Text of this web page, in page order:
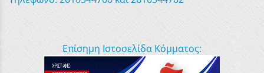
Επίσημη Ιστοσελίδα Κόμματος: